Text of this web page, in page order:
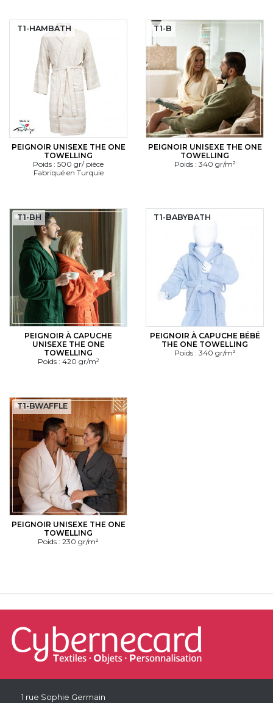
PEIGNOIR UNISEXE THE ONE
TOWELLING
Poids : 500 gr/ pièce
Fabriqué en Turquie
T1-HAMBATH
PEIGNOIR UNISEXE THE ONE
TOWELLING
Poids : 340 gr/m²
T1-B
PEIGNOIR À CAPUCHE
UNISEXE THE ONE
TOWELLING
Poids : 420 gr/m²
T1-BH
PEIGNOIR À CAPUCHE BÉBÉ
THE ONE TOWELLING
Poids : 340 gr/m²
T1-BABYBATH
PEIGNOIR UNISEXE THE ONE
TOWELLING
Poids : 230 gr/m²
T1-BWAFFLE
1 rue Sophie Germain